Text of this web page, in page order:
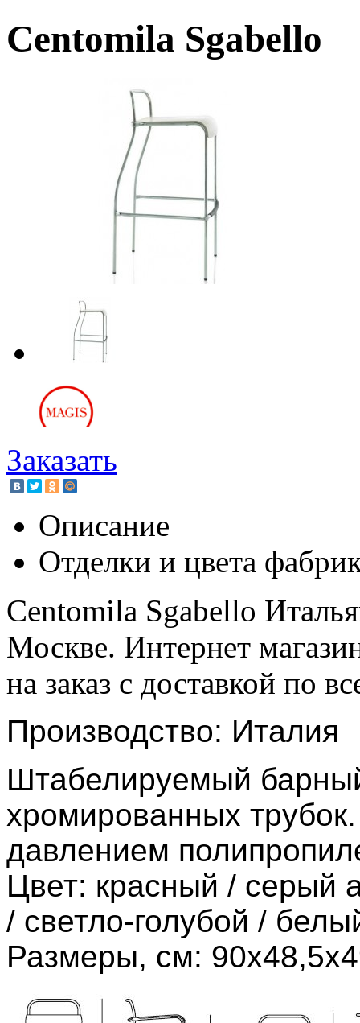
Centomila Sgabello
Заказать
Описание
Отделки и цвета
Centomila Sgabello
Москве. Интернет
на заказ с доставкой по
Производство: Италия
Штабелируемый
хромированных
давлением
Цвет: красный / серый
/ светло-голубой /
Размеры, см: